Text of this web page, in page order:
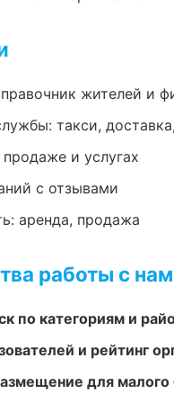
жителей и
такси,
и услугах
с отзывами
аренда, продажа
работы с
по категориям и
и рейтинг
для малого